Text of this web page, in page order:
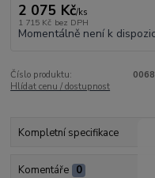
2 075 Kč/ks
1 715 Kč bez DPH
Momentálně není k
Číslo produktu:
Hlídat cenu / dostupnost
Kompletní specifikace
Komentáře 0